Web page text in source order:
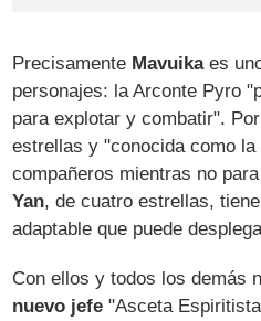
Precisamente Mavuikaes
personajes: la Arconte Pyro
para explotar y combatir".
estrellas y "conocida como
compañeros mientras no
Yan, de cuatro estrellas,
adaptable que puede
Con ellos y todos los demás
nuevo jefe "Asceta